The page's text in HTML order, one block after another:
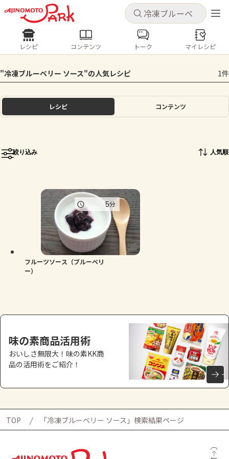
キャンセル
ログインするとレシピを保存できます
ログイン
ホーム
トーク
よくあるお問い合わせ
お買い物
キャンセル
レシピ コンテンツ
人気の食材・レシピ
きゅうり なす トマト
とうもろこし
レシピ コンテンツ トーク マイレシピ
"冷凍ブルーベリー ソース"の人気レシピ 1件
レシピ コンテンツ
絞り込み 人気順
フルーツソース（ブルーベリ
ー）
5分
味の素商品活用術
おいしさ無限大！味の素KK商
品の活用術をご紹介！
TOP 「冷凍ブルーベリー ソース」検索結果ページ